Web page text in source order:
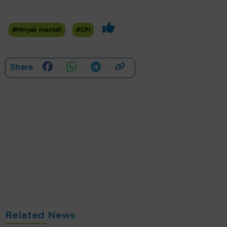
#Minyak mentah #CPI
Share
Related News